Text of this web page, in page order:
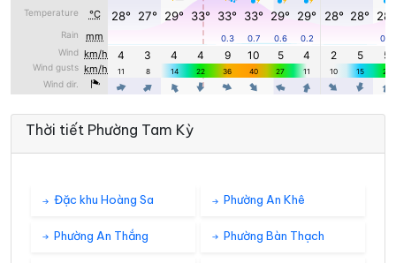
Thời tiết Phường Tam Kỳ
Đặc khu Hoàng Sa Phường An Khê
Phường An Thắng Phường Bàn Thạch